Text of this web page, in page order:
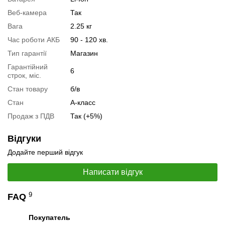
Тестування відеокарти:
Відеоогляд
Слідкувати на Facebook
Веб-камера
Так
Вага
2.25 кг
Час роботи АКБ
90 - 120 хв.
Тип гарантії
Магазин
Гарантійний
строк, міс.
6
Стан товару
б/в
Стан
А-класс
Продаж з ПДВ
Так (+5%)
Відгуки
Додайте перший відгук
Написати відгук
FAQ 9
Покупатель